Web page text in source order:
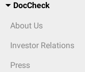
DocCheck
About Us
Investor Relations
Press